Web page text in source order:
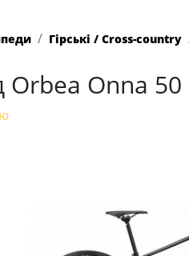
Гірські / Cross-country
Orbea Onna 50